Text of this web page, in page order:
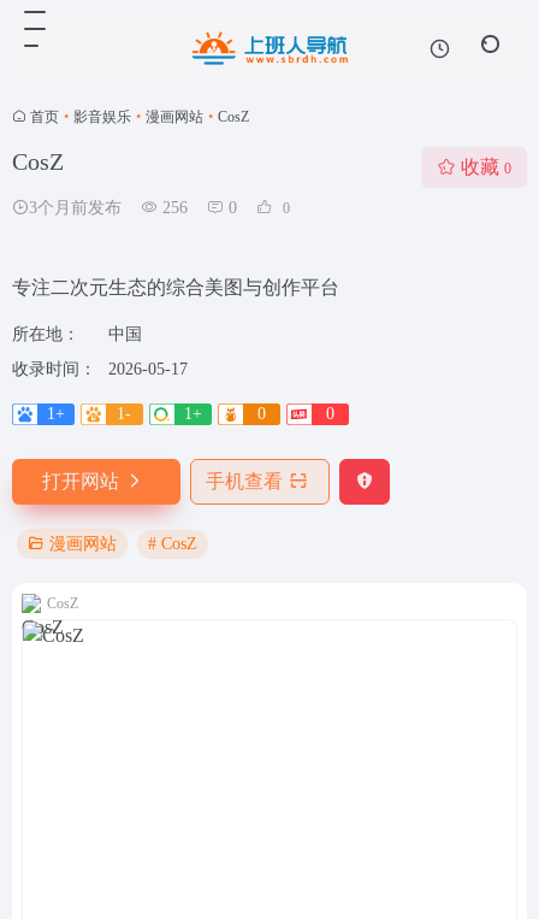
首页 • 影音娱乐 • 漫画网站 • CosZ
CosZ
3个月前发布 256 0 0
收藏 0
专注二次元生态的综合美图与创作平台
所在地：
中国
收录时间：
2026-05-17
1+ 1- 1+ 0 0
打开网站 手机查看
漫画网站 # CosZ
CosZ